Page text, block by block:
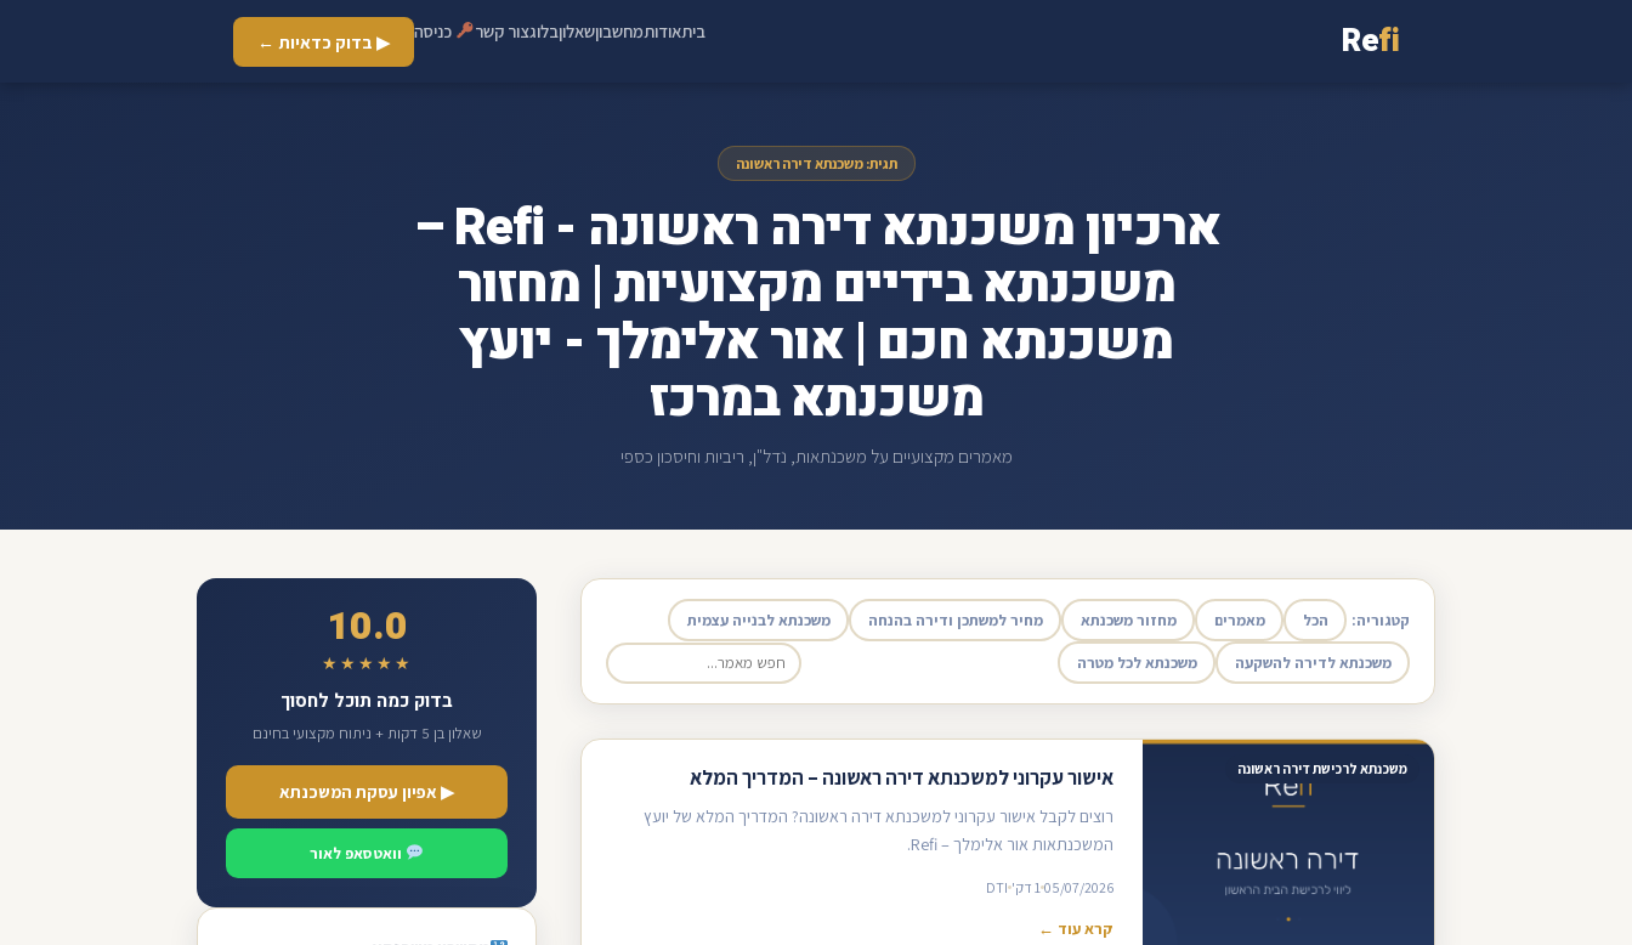
Refi ביתאודותמחשבוןשאלוןבלוגצור קשר כניסה ▶ בדוק כדאיות ←
תגית: משכנתא דירה ראשונה
ארכיון משכנתא דירה ראשונה - Refi –
משכנתא בידיים מקצועיות | מחזור
משכנתא חכם | אור אלימלך - יועץ
משכנתא במרכז
מאמרים מקצועיים על משכנתאות, נדל"ן, ריביות וחיסכון כספי
קטגוריה: הכל מאמרים מחזור משכנתא מחיר למשתכן ודירה בהנחה משכנתא לבנייה עצמית
משכנתא לדירה להשקעה משכנתא לכל מטרה
משכנתא לרכישת דירה ראשונה אישור עקרוני למשכנתא דירה ראשונה – המדריך המלא
רוצים לקבל אישור עקרוני למשכנתא דירה ראשונה? המדריך המלא של יועץ
המשכנתאות אור אלימלך – Refi.
05/07/2026 1 דק' DTI
קרא עוד ←
10.0
★★★★★
בדוק כמה תוכל לחסוך
שאלון בן 5 דקות + ניתוח מקצועי בחינם
▶ אפיון עסקת המשכנתא
וואטסאפ לאור